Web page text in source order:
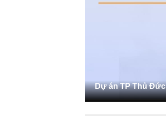
Dự án TP Thủ Đức